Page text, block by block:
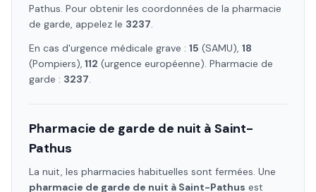
Pathus. Pour obtenir les coordonnées de la pharmacie
de garde, appelez le 3237.
En cas d'urgence médicale grave : 15 (SAMU), 18
(Pompiers), 112 (urgence européenne). Pharmacie de
garde : 3237.
Pharmacie de garde de nuit à Saint-
Pathus
La nuit, les pharmacies habituelles sont fermées. Une
pharmacie de garde de nuit à Saint-Pathus est